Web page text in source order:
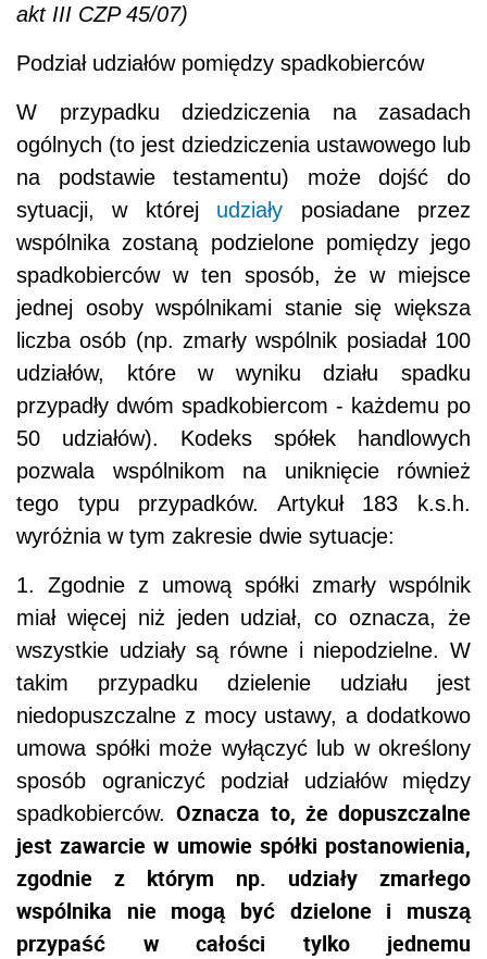
akt III CZP 45/07)
Podział udziałów pomiędzy spadkobierców
W przypadku dziedziczenia na zasadach
ogólnych (to jest dziedziczenia ustawowego lub
na podstawie testamentu) może dojść do
sytuacji, w której udziały posiadane przez
wspólnika zostaną podzielone pomiędzy jego
spadkobierców w ten sposób, że w miejsce
jednej osoby wspólnikami stanie się większa
liczba osób (np. zmarły wspólnik posiadał 100
udziałów, które w wyniku działu spadku
przypadły dwóm spadkobiercom - każdemu po
50 udziałów). Kodeks spółek handlowych
pozwala wspólnikom na uniknięcie również
tego typu przypadków. Artykuł 183 k.s.h.
wyróżnia w tym zakresie dwie sytuacje:
1. Zgodnie z umową spółki zmarły wspólnik
miał więcej niż jeden udział, co oznacza, że
wszystkie udziały są równe i niepodzielne. W
takim przypadku dzielenie udziału jest
niedopuszczalne z mocy ustawy, a dodatkowo
umowa spółki może wyłączyć lub w określony
sposób ograniczyć podział udziałów między
spadkobierców.Oznacza to, że dopuszczalne
jest zawarcie w umowie spółki postanowienia,
zgodnie z którym np. udziały zmarłego
wspólnika nie mogą być dzielone i muszą
przypaść w całości tylko jednemu